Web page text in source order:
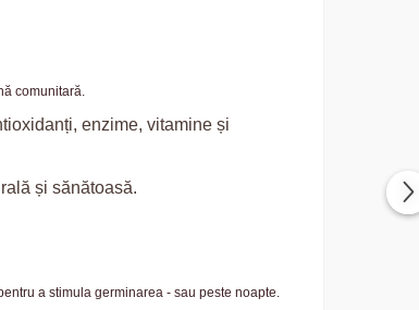
comunitară.
enzime, vitamine și
și sănătoasă.
a stimula germinarea - sau peste noapte.